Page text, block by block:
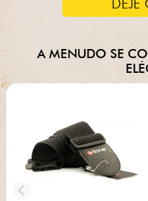
A MENUDO SE